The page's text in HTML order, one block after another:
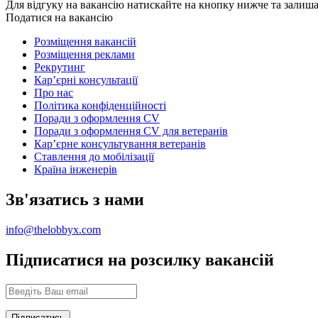
Для відгуку на вакансію натискайте на кнопку нижче та
Податися на вакансію
Розміщення вакансій
Розміщення реклами
Рекрутинг
Карʼєрні консультації
Про нас
Політика конфіденційності
Поради з оформлення CV
Поради з оформлення CV для ветеранів
Карʼєрне консультування ветеранів
Ставлення до мобілізації
Країна інженерів
Зв'язатись з нами
info@thelobbyx.com
Підписатися на розсилку вакансій